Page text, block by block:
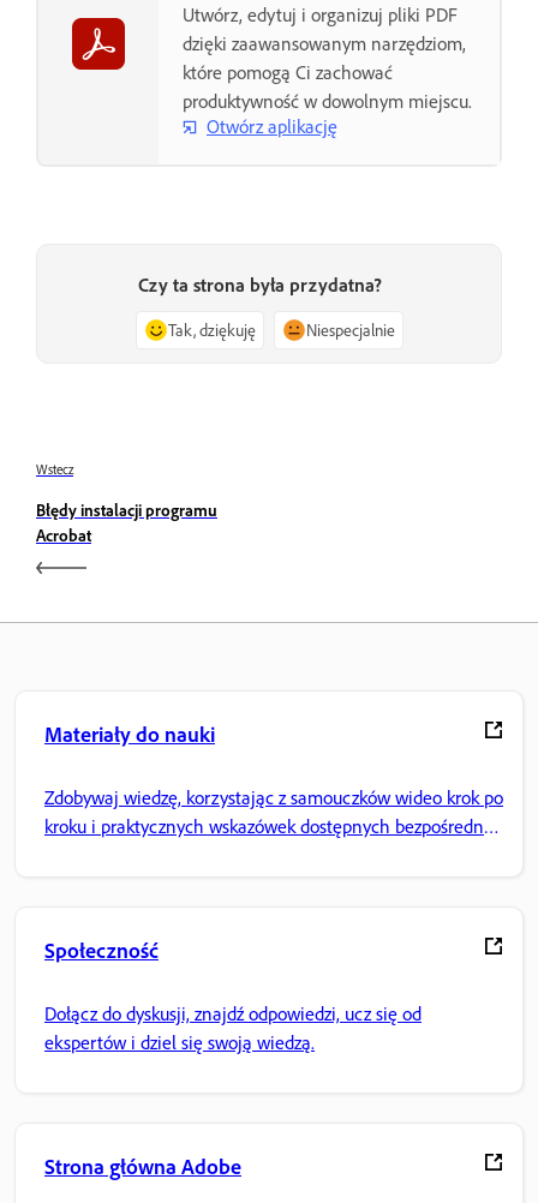
Utwórz, edytuj i organizuj pliki PDF
dzięki zaawansowanym narzędziom,
które pomogą Ci zachować
produktywność w dowolnym miejscu.
Otwórz aplikację
Czy ta strona była przydatna?
Tak, dziękuję Niespecjalnie
Wstecz
Błędy instalacji programu
Acrobat
Materiały do nauki
Zdobywaj wiedzę, korzystając z samouczków wideo krok po
kroku i praktycznych wskazówek dostępnych bezpośrednio
Społeczność
Dołącz do dyskusji, znajdź odpowiedzi, ucz się od
ekspertów i dziel się swoją wiedzą.
Strona główna Adobe